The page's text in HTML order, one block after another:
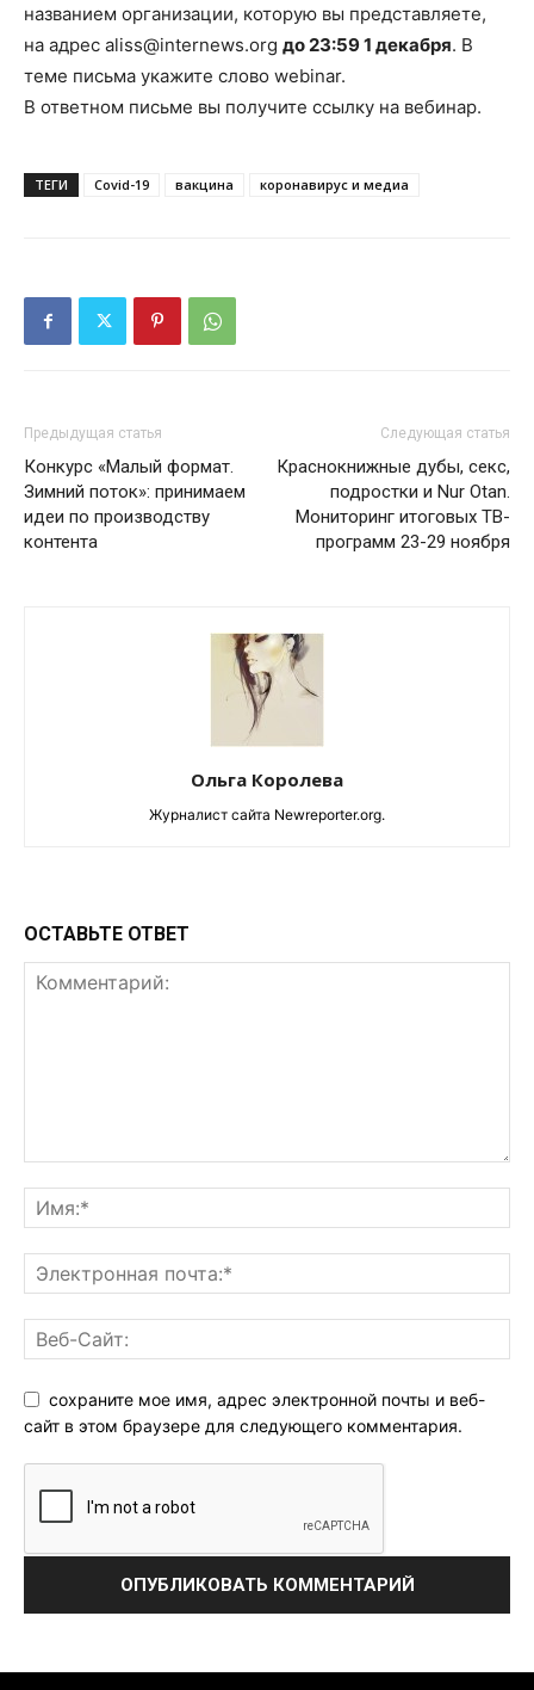
названием организации, которую вы представляете,
на адрес aliss@internews.org до 23:59 1 декабря. В
теме письма укажите слово webinar.
В ответном письме вы получите ссылку на вебинар.
ТЕГИ Covid-19 вакцина коронавирус и медиа
Предыдущая статья
Конкурс «Малый формат.
Зимний поток»: принимаем
идеи по производству
контента
Следующая статья
Краснокнижные дубы, секс,
подростки и Nur Otan.
Мониторинг итоговых ТВ-
программ 23-29 ноября
Ольга Королева
Журналист сайта Newreporter.org.
ОСТАВЬТЕ ОТВЕТ
сохраните мое имя, адрес электронной почты и веб-
сайт в этом браузере для следующего комментария.